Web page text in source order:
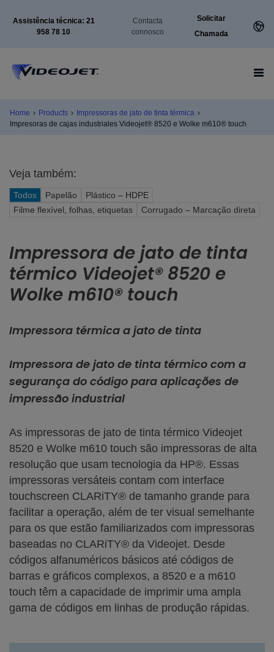
Assistência técnica: 21
958 78 10
Contacta
connosco
Solicitar
Chamada
Home › Products › Impressoras de jato de tinta térmica ›
Impresoras de cajas industriales Videojet® 8520 e Wolke m610® touch
Veja também:
Todos Papelão
Plástico – HDPE
Filme flexível, folhas, etiquetas
Corrugado – Marcação direta
Impressora de jato de tinta
térmico Videojet® 8520 e
Wolke m610® touch
Impressora térmica a jato de tinta
Impressora de jato de tinta térmico com a
segurança do código para aplicações de
impressão industrial
As impressoras de jato de tinta térmico Videojet
8520 e Wolke m610 touch são impressoras de alta
resolução que usam tecnologia da HP®. Essas
impressoras versáteis contam com interface
touchscreen CLARiTY® de tamanho grande para
facilitar a operação, além de ter visual semelhante
para os que estão familiarizados com impressoras
baseadas no CLARiTY® da Videojet. Desde
códigos alfanuméricos básicos até códigos de
barras e gráficos complexos, a 8520 e a m610
touch têm a capacidade de imprimir uma ampla
gama de códigos em linhas de produção rápidas.